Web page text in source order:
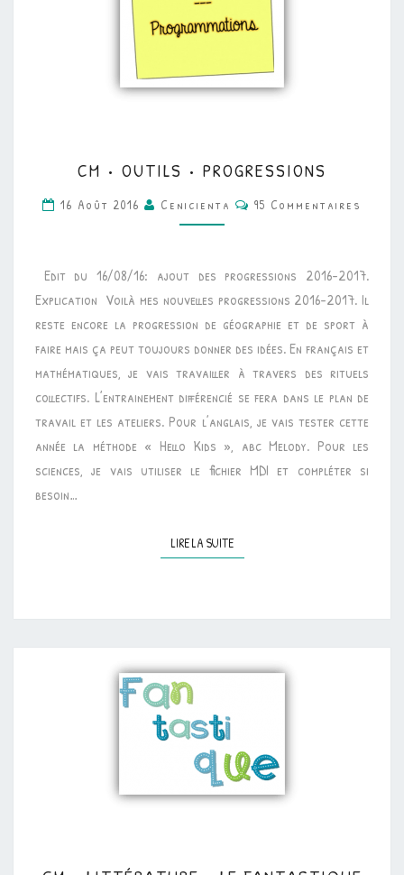
•
OUTILS
•
CM • OUTILS • PROGRESSIONS
16 Août 2016 Cenicienta Commentaires
95 Commentaires
Edit du 16/08/16: ajout des progressions 2016-2017.
Explication Voilà mes nouvelles progressions 2016-2017. Il
reste encore la progression de géographie et de sport à
faire mais ça peut toujours donner des idées. En français et
mathématiques, je vais travailler à travers des rituels
collectifs. L’entrainement différencié se fera dans le plan de
travail et les ateliers. Pour l’anglais, je vais tester cette
année la méthode « Hello Kids », abc Melody. Pour les
sciences, je vais utiliser le fichier MDI et compléter si
besoin…
LIRE LA SUITELIRE LA SUITE